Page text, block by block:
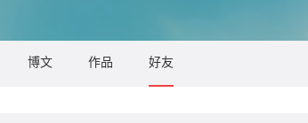
博文 作品 好友